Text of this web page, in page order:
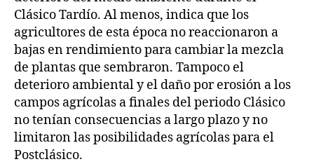
Clásico Tardío. Al menos, indica que los
agricultores de esta época no reaccionaron a
bajas en rendimiento para cambiar la mezcla
de plantas que sembraron. Tampoco el
deterioro ambiental y el daño por erosión a los
campos agrícolas a finales del periodo Clásico
no tenían consecuencias a largo plazo y no
limitaron las posibilidades agrícolas para el
Postclásico.